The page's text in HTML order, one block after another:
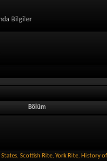
Bilgiler
Bölüm
, Scottish Rite, York Rite, History